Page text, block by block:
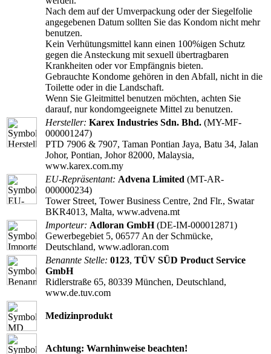
Nach dem auf der Umverpackung oder der Siegelfolie
angegebenen Datum sollten Sie das Kondom nicht mehr
benutzen.
Kein Verhütungsmittel kann einen 100%igen Schutz
gegen die Ansteckung mit sexuell übertragbaren
Krankheiten oder vor Empfängnis bieten.
Gebrauchte Kondome gehören in den Abfall, nicht in die
Toilette oder in die Landschaft.
Wenn Sie Gleitmittel benutzen möchten, achten Sie
darauf, nur kondomgeeignete Mittel zu benutzen.
Hersteller: Karex Industries Sdn. Bhd. (MY-MF-
000001247)
PTD 7906 & 7907, Taman Pontian Jaya, Batu 34, Jalan
Johor, Pontian, Johor 82000, Malaysia,
www.karex.com.my
EU-Repräsentant: Advena Limited (MT-AR-
000000234)
Tower Street, Tower Business Centre, 2nd Flr., Swatar
BKR4013, Malta, www.advena.mt
Importeur: Adloran GmbH(DE-IM-000012871)
Gewerbegebiet 5, 06577 An der Schmücke,
Deutschland, www.adloran.com
Benannte Stelle: 0123, TÜV SÜD Product Service
GmbH
Ridlerstraße 65, 80339 München, Deutschland,
www.de.tuv.com
Medizinprodukt
Achtung: Warnhinweise beachten!